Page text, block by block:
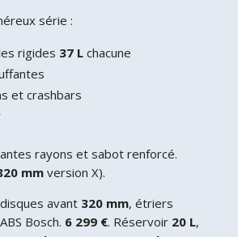
série :
rigides 37 Lchacune
et crashbars
rayons et sabot renforcé.
mmversion X).
avant 320 mm, étriers
Bosch. 6 299 €. Réservoir 20 L,